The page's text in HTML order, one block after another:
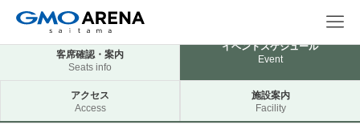
客席確認・案内
Seats info
イベントスケジュール
Event
アクセス
Access
施設案内
Facility